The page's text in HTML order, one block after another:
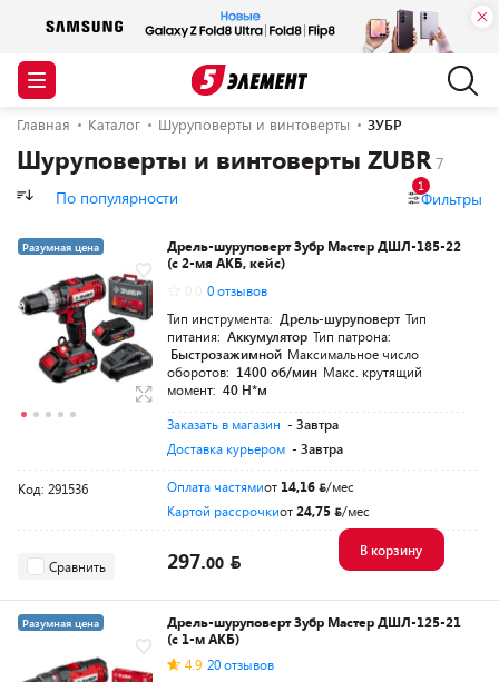
Главная Каталог Шуруповерты и винтоверты ЗУБР
Шуруповерты и винтоверты ZUBR
По популярности Фильтры
1
Разумная цена
Дрель-шуруповерт Зубр Мастер ДШЛ-185-22
(с 2-мя АКБ, кейс)
0 отзывов
Тип инструмента: Дрель-шуруповерт Тип
питания: Аккумулятор Тип патрона:
Быстрозажимной Максимальное число
оборотов: 1400 об/мин Макс. крутящий
момент: 40 Н*м
Заказать в магазин - Завтра
Доставка курьером - Завтра
Код: 291536 Оплата частямиот 14,16
/мес
Картой рассрочкиот24,75 /мес
Сравнить 297.00
В корзину
Разумная цена
Дрель-шуруповерт Зубр Мастер ДШЛ-125-21
(с 1-м АКБ)
4.9 20 отзывов